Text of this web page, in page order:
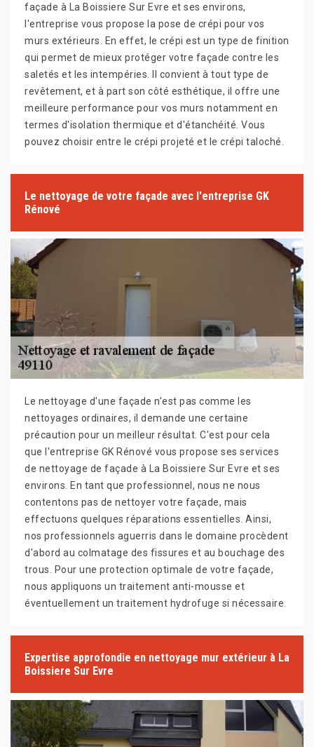
façade à La Boissiere Sur Evre et ses environs,
l'entreprise vous propose la pose de crépi pour vos
murs extérieurs. En effet, le crépi est un type de finition
qui permet de mieux protéger votre façade contre les
saletés et les intempéries. Il convient à tout type de
revêtement, et à part son côté esthétique, il offre une
meilleure performance pour vos murs notamment en
termes d'isolation thermique et d'étanchéité. Vous
pouvez choisir entre le crépi projeté et le crépi taloché.
Le nettoyage de votre façade avec l'entreprise GK
Rénové
Le nettoyage d'une façade n'est pas comme les
nettoyages ordinaires, il demande une certaine
précaution pour un meilleur résultat. C'est pour cela
que l'entreprise GK Rénové vous propose ses services
de nettoyage de façade à La Boissiere Sur Evre et ses
environs. En tant que professionnel, nous ne nous
contentons pas de nettoyer votre façade, mais
effectuons quelques réparations essentielles. Ainsi,
nos professionnels aguerris dans le domaine procèdent
d'abord au colmatage des fissures et au bouchage des
trous. Pour une protection optimale de votre façade,
nous appliquons un traitement anti-mousse et
éventuellement un traitement hydrofuge si nécessaire.
Expertise approfondie en nettoyage mur extérieur à La
Boissiere Sur Evre